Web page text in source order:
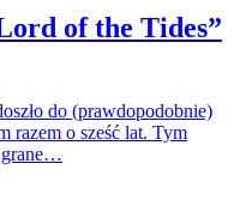
of the Tides”
do (prawdopodobnie)
razem o sześć lat. Tym
grane…